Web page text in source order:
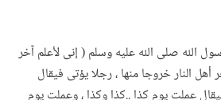
الله صلى الله عليه وسلم ( إنى لأعلم آخر
أهل النار خروجا منها ، رجلا يؤتى فيقال
عملت يوم كذا ..كذا وكذا ، وعملت يوم